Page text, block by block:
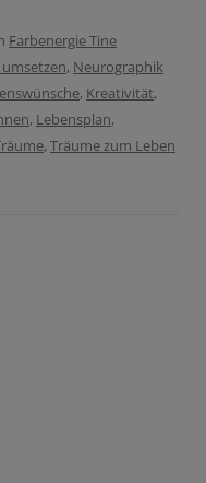
Farbenergie Tine
, Neurographik
, Kreativität,
, Lebensplan,
, Träume zum Leben